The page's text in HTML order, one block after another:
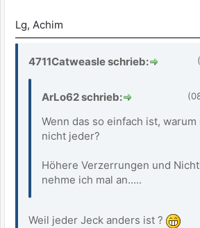
Lg, Achim
4711Catweasle schrieb:
ArLo62 schrieb:
Wenn das so einfach ist, warum
nicht jeder?
Höhere Verzerrungen und
nehme ich mal an.....
Weil jeder Jeck anders ist ?